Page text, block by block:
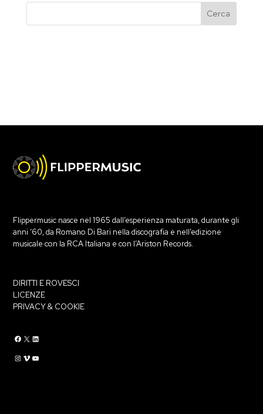
Flippermusic nasce nel 1965 dall’esperienza maturata, durante gli
anni ‘60, da Romano Di Bari nella discografia e nell’edizione
musicale con la RCA Italiana e con l’Ariston Records.
DIRITTI E ROVESCI
LICENZE
PRIVACY & COOKIE
Flippermusic Facebook Flippermusic Twitter
Flippermusic Linkedin
Flippermusic Instagram Flippermusic Vimeo flippermusic YouTube